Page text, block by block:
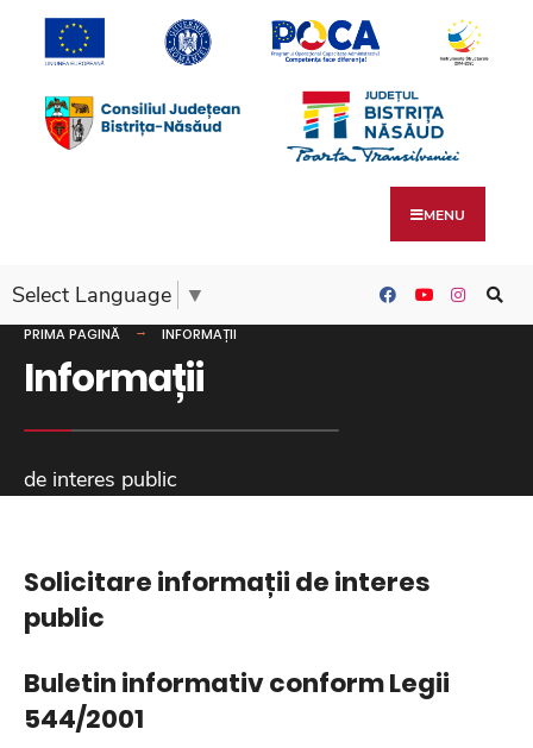
MENU
Select Language ▼
PRIMA PAGINĂ INFORMAȚII
Informații
de interes public
Solicitare informații de interes
public
Buletin informativ conform Legii
544/2001